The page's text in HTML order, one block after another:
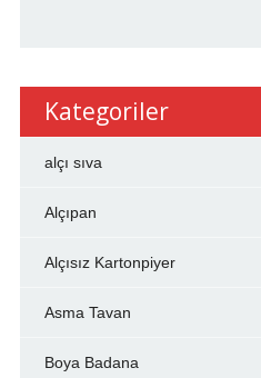
Kategoriler
alçı sıva
Alçıpan
Alçısız Kartonpiyer
Asma Tavan
Boya Badana